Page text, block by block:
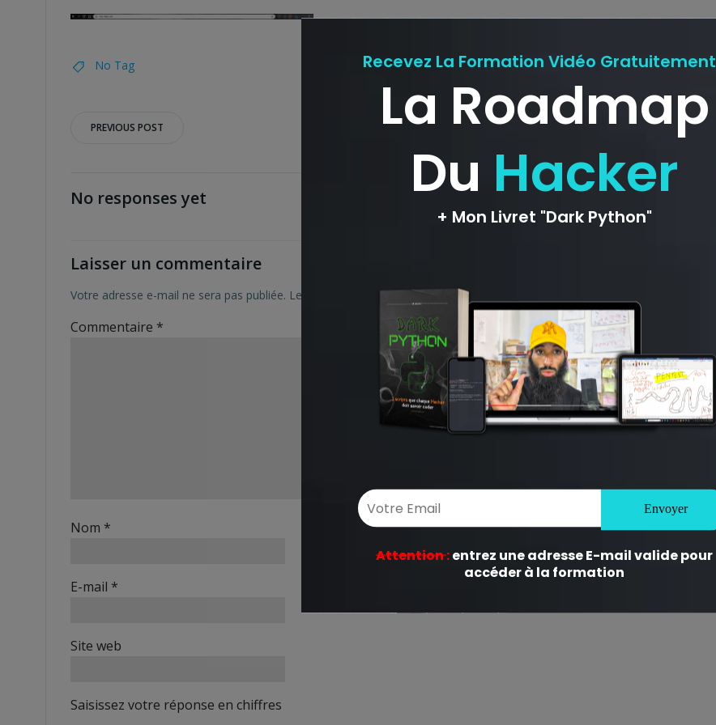
No Tag
Post
PREVIOUS POST
No responses yet
Laisser un commentaire
Votre adresse e-mail ne sera pas publiée. Les champs obligatoires sont indiqués avec
Commentaire *
Nom *
E-mail *
Site web
Saisissez votre réponse en chiffres